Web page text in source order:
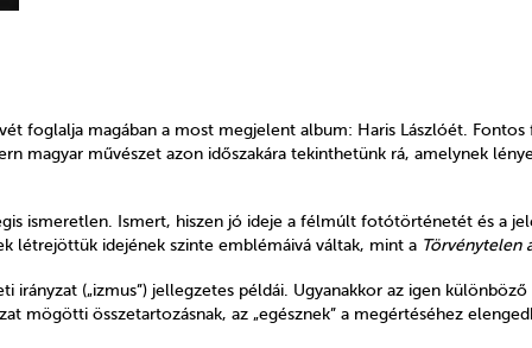
foglalja magában a most megjelent album: Haris Lászlóét.
magyar művészet azon időszakára tekinthetünk rá, amelynek
ismeretlen. Ismert, hiszen jó ideje a félmúlt fotótörténetét és a
létrejöttük idejének szinte emblémáivá váltak, mint a Törvénytelen
irányzat („izmus”) jellegzetes példái. Ugyanakkor az igen
mögötti összetartozásnak, az „egésznek” a megértéséhez